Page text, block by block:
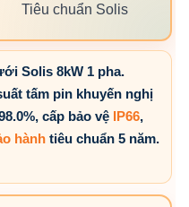
Tiêu chuẩn Solis
Solis 8kW 1 pha.
tấm pin khuyến nghị
cấp bảo vệ IP66,
hành tiêu chuẩn 5 năm.